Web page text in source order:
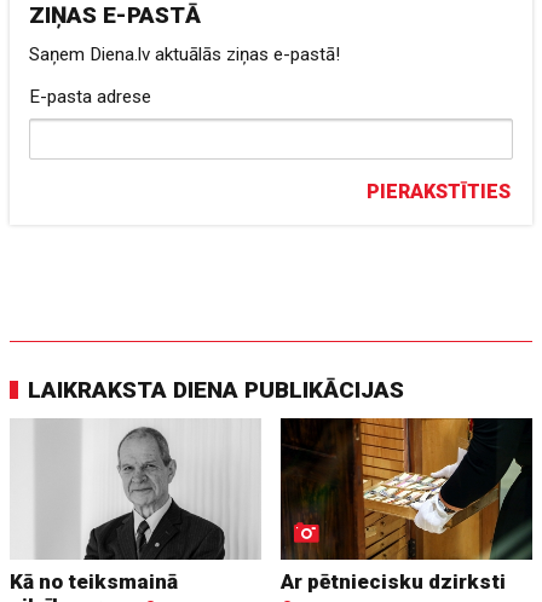
ZIŅAS E-PASTĀ
Saņem Diena.lv aktuālās ziņas e-pastā!
E-pasta adrese
PIERAKSTĪTIES
LAIKRAKSTA DIENA PUBLIKĀCIJAS
Kā no teiksmainā
Ar pētniecisku dzirksti